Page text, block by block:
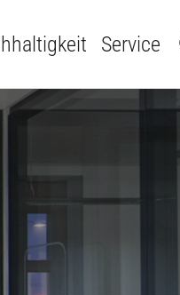
Service